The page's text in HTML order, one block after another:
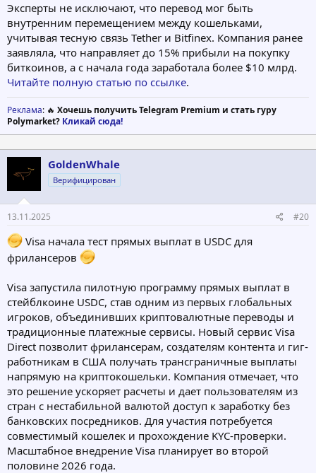
Эксперты не исключают, что перевод мог быть
внутренним перемещением между кошельками,
учитывая тесную связь Tether и Bitfinex. Компания ранее
заявляла, что направляет до 15% прибыли на покупку
биткоинов, а с начала года заработала более $10 млрд.
Читайте полную статью по ссылке.
Реклама: 🔥 Хочешь получить Telegram Premium и стать гуру
Polymarket? Кликай сюда!
GoldenWhale
Верифицирован
13.11.2025 #20
Visa начала тест прямых выплат в USDC для
фрилансеров
Visa запустила пилотную программу прямых выплат в
стейблкоине USDC, став одним из первых глобальных
игроков, объединивших криптовалютные переводы и
традиционные платежные сервисы. Новый сервис Visa
Direct позволит фрилансерам, создателям контента и гиг-
работникам в США получать трансграничные выплаты
напрямую на криптокошельки. Компания отмечает, что
это решение ускоряет расчеты и дает пользователям из
стран с нестабильной валютой доступ к заработку без
банковских посредников. Для участия потребуется
совместимый кошелек и прохождение KYC-проверки.
Масштабное внедрение Visa планирует во второй
половине 2026 года.